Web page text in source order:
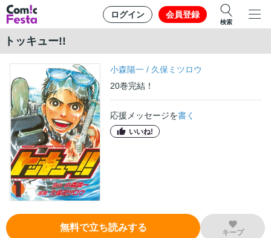
ログイン 会員登録
検索
トッキュー!!
小森陽一 / 久保ミツロウ
20巻完結！
応援メッセージを書く
いいね!
無料で立ち読みする キープ